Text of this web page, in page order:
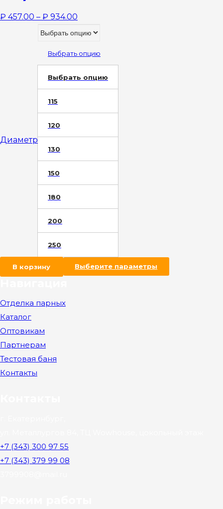
₽ 457.00 – ₽ 934.00
Диаметр
Выбрать опцию
Выбрать опцию
115
120
130
150
180
200
250
В корзину Выберите параметры
Отделка парных
Каталог
Оптовикам
Партнерам
Тестовая баня
Контакты
+7 (343) 300 97 55
+7 (343) 379 99 08